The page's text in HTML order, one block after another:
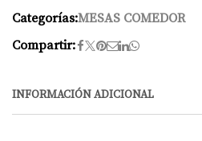
Categorías:MESAS COMEDOR
Compartir:
INFORMACIÓN ADICIONAL